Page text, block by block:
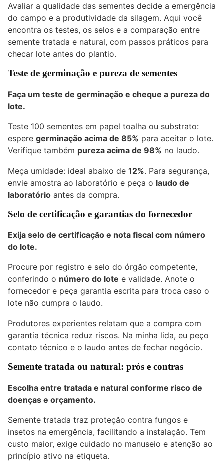
Avaliar a qualidade das sementes decide a emergência
do campo e a produtividade da silagem. Aqui você
encontra os testes, os selos e a comparação entre
semente tratada e natural, com passos práticos para
checar lote antes do plantio.
Teste de germinação e pureza de sementes
Faça um teste de germinação e cheque a pureza do
lote.
Teste 100 sementes em papel toalha ou substrato:
espere germinação acima de 85% para aceitar o lote.
Verifique também pureza acima de 98% no laudo.
Meça umidade: ideal abaixo de 12%. Para segurança,
envie amostra ao laboratório e peça o laudo de
laboratório antes da compra.
Selo de certificação e garantias do fornecedor
Exija selo de certificação e nota fiscal com número
do lote.
Procure por registro e selo do órgão competente,
conferindo o número do lote e validade. Anote o
fornecedor e peça garantia escrita para troca caso o
lote não cumpra o laudo.
Produtores experientes relatam que a compra com
garantia técnica reduz riscos. Na minha lida, eu peço
contato técnico e o laudo antes de fechar negócio.
Semente tratada ou natural: prós e contras
Escolha entre tratada e natural conforme risco de
doenças e orçamento.
Semente tratada traz proteção contra fungos e
insetos na emergência, facilitando a instalação. Tem
custo maior, exige cuidado no manuseio e atenção ao
princípio ativo na etiqueta.